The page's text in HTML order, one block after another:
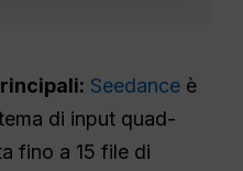
Seedance è
di input quad-
fino a 15 file di